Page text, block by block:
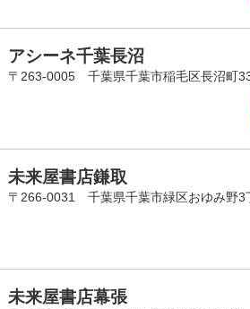
アシーネ千葉長沼
〒263-0005 千葉県千葉市稲毛区長沼町
未来屋書店鎌取
〒266-0031 千葉県千葉市緑区おゆみ野3
未来屋書店幕張